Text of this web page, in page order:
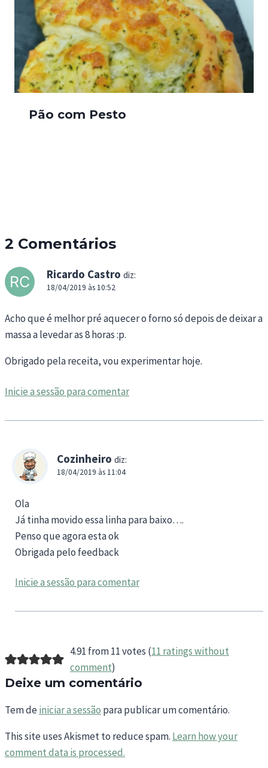
Pão com Pesto
2 Comentários
Ricardo Castro diz:
18/04/2019 às 10:52
Acho que é melhor pré aquecer o forno só depois de deixar a
massa a levedar as 8 horas :p.
Obrigado pela receita, vou experimentar hoje.
Inicie a sessão para comentar
Cozinheiro diz:
18/04/2019 às 11:04
Ola
Já tinha movido essa linha para baixo….
Penso que agora esta ok
Obrigada pelo feedback
Inicie a sessão para comentar
4.91 from 11 votes (11 ratings without
comment)
Deixe um comentário
Tem deiniciar a sessão para publicar um comentário.
This site uses Akismet to reduce spam. Learn how your
comment data is processed.